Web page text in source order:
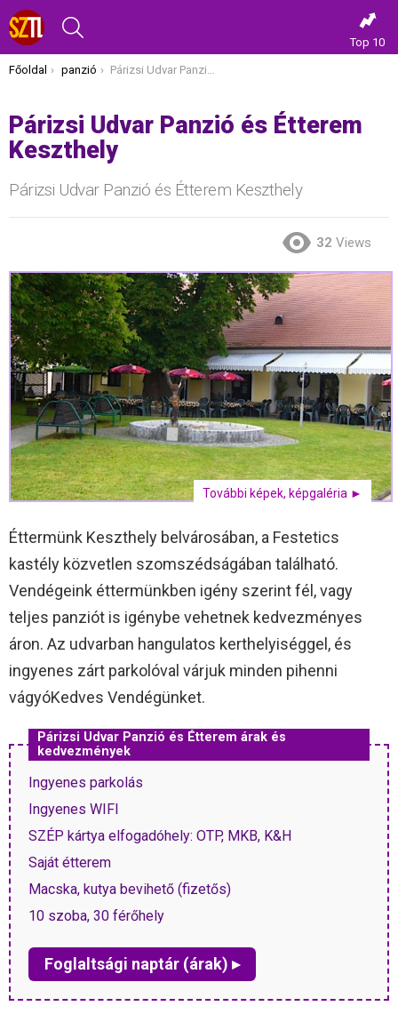
Top 10
Itt vagy most:
Főoldal panzió Párizsi Udvar Panzió és Étterem Keszthely
Párizsi Udvar Panzió és Étterem
Keszthely
Párizsi Udvar Panzió és Étterem Keszthely
32 Views
További képek, képgaléria ►
Éttermünk Keszthely belvárosában, a Festetics
kastély közvetlen szomszédságában található.
Vendégeink éttermünkben igény szerint fél, vagy
teljes panziót is igénybe vehetnek kedvezményes
áron. Az udvarban hangulatos kerthelyiséggel, és
ingyenes zárt parkolóval várjuk minden pihenni
vágyóKedves Vendégünket.
Párizsi Udvar Panzió és Étterem árak és
kedvezmények
Ingyenes parkolás
Ingyenes WIFI
SZÉP kártya elfogadóhely: OTP, MKB, K&H
Saját étterem
Macska, kutya bevihető (fizetős)
10 szoba, 30 férőhely
Foglaltsági naptár (árak) ▸